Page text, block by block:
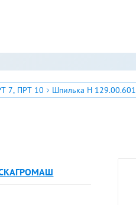
7, ПРТ 10 Шпилька Н 129.00.601